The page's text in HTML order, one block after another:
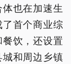
也在加速生
首个商业综
饮，还设置
和周边乡镇